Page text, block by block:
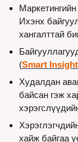
Ихэнх
хангалттай
(Smart
Худалдан
байсан гэж
хайж байгаа